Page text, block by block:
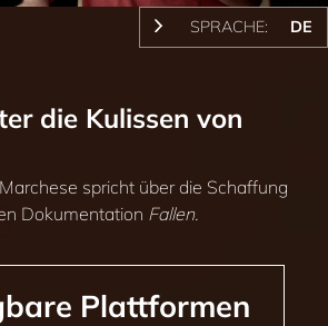
SPRACHE: DE
die Kulissen von
spricht über die Schaffung
Dokumentation Fallen.
Plattformen